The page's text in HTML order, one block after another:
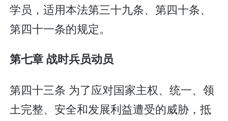
学员，适用本法第三十九条、第四十条、
第四十一条的规定。
第七章 战时兵员动员
第四十三条 为了应对国家主权、统一、领
土完整、安全和发展利益遭受的威胁，抵